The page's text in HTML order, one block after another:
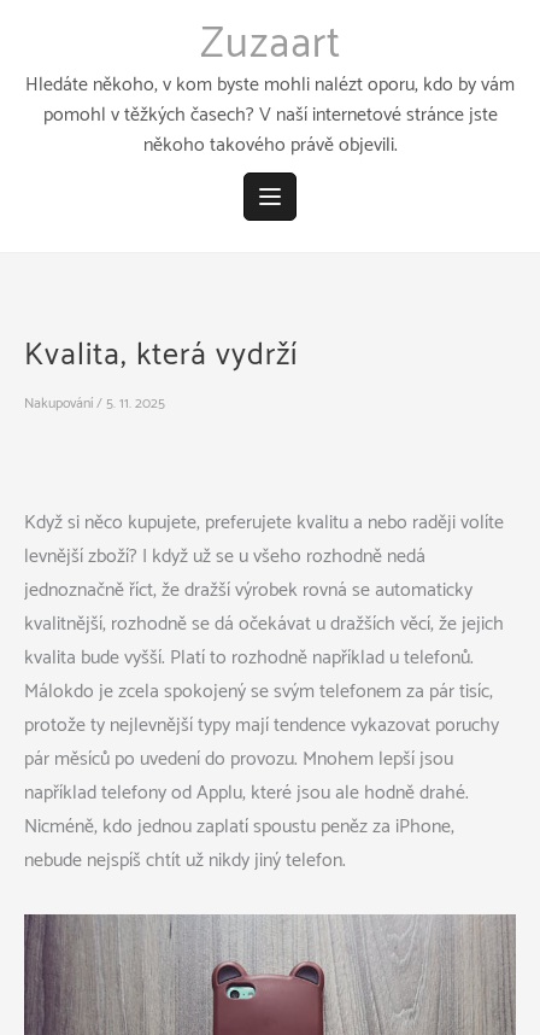
obsahu
Zuzaart
Hledáte někoho, v kom byste mohli nalézt oporu, kdo by vám
pomohl v těžkých časech? V naší internetové stránce jste
někoho takového právě objevili.
Kvalita, která vydrží
Nakupování/ 5. 11. 2025
Když si něco kupujete, preferujete kvalitu a nebo raději volíte
levnější zboží? I když už se u všeho rozhodně nedá
jednoznačně říct, že dražší výrobek rovná se automaticky
kvalitnější, rozhodně se dá očekávat u dražších věcí, že jejich
kvalita bude vyšší. Platí to rozhodně například u telefonů.
Málokdo je zcela spokojený se svým telefonem za pár tisíc,
protože ty nejlevnější typy mají tendence vykazovat poruchy
pár měsíců po uvedení do provozu. Mnohem lepší jsou
například telefony od Applu, které jsou ale hodně drahé.
Nicméně, kdo jednou zaplatí spoustu peněz za iPhone,
nebude nejspíš chtít už nikdy jiný telefon.